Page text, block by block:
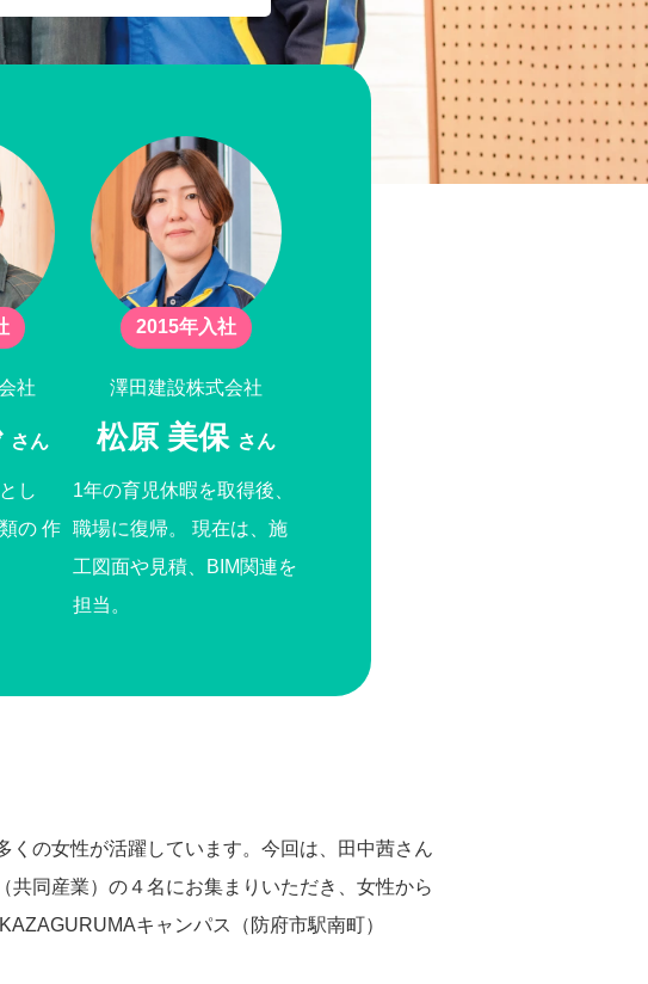
社
さん
し
の 作
2015年入社
澤田建設株式会社
松原 美保 さん
1年の育児休暇を取得後、
職場に復帰。 現在は、施
工図面や見積、BIM関連を
担当。
くの女性が活躍しています。今回は、田中茜さん
共同産業）の４名にお集まりいただき、女性から
キャンパス（防府市駅南町）